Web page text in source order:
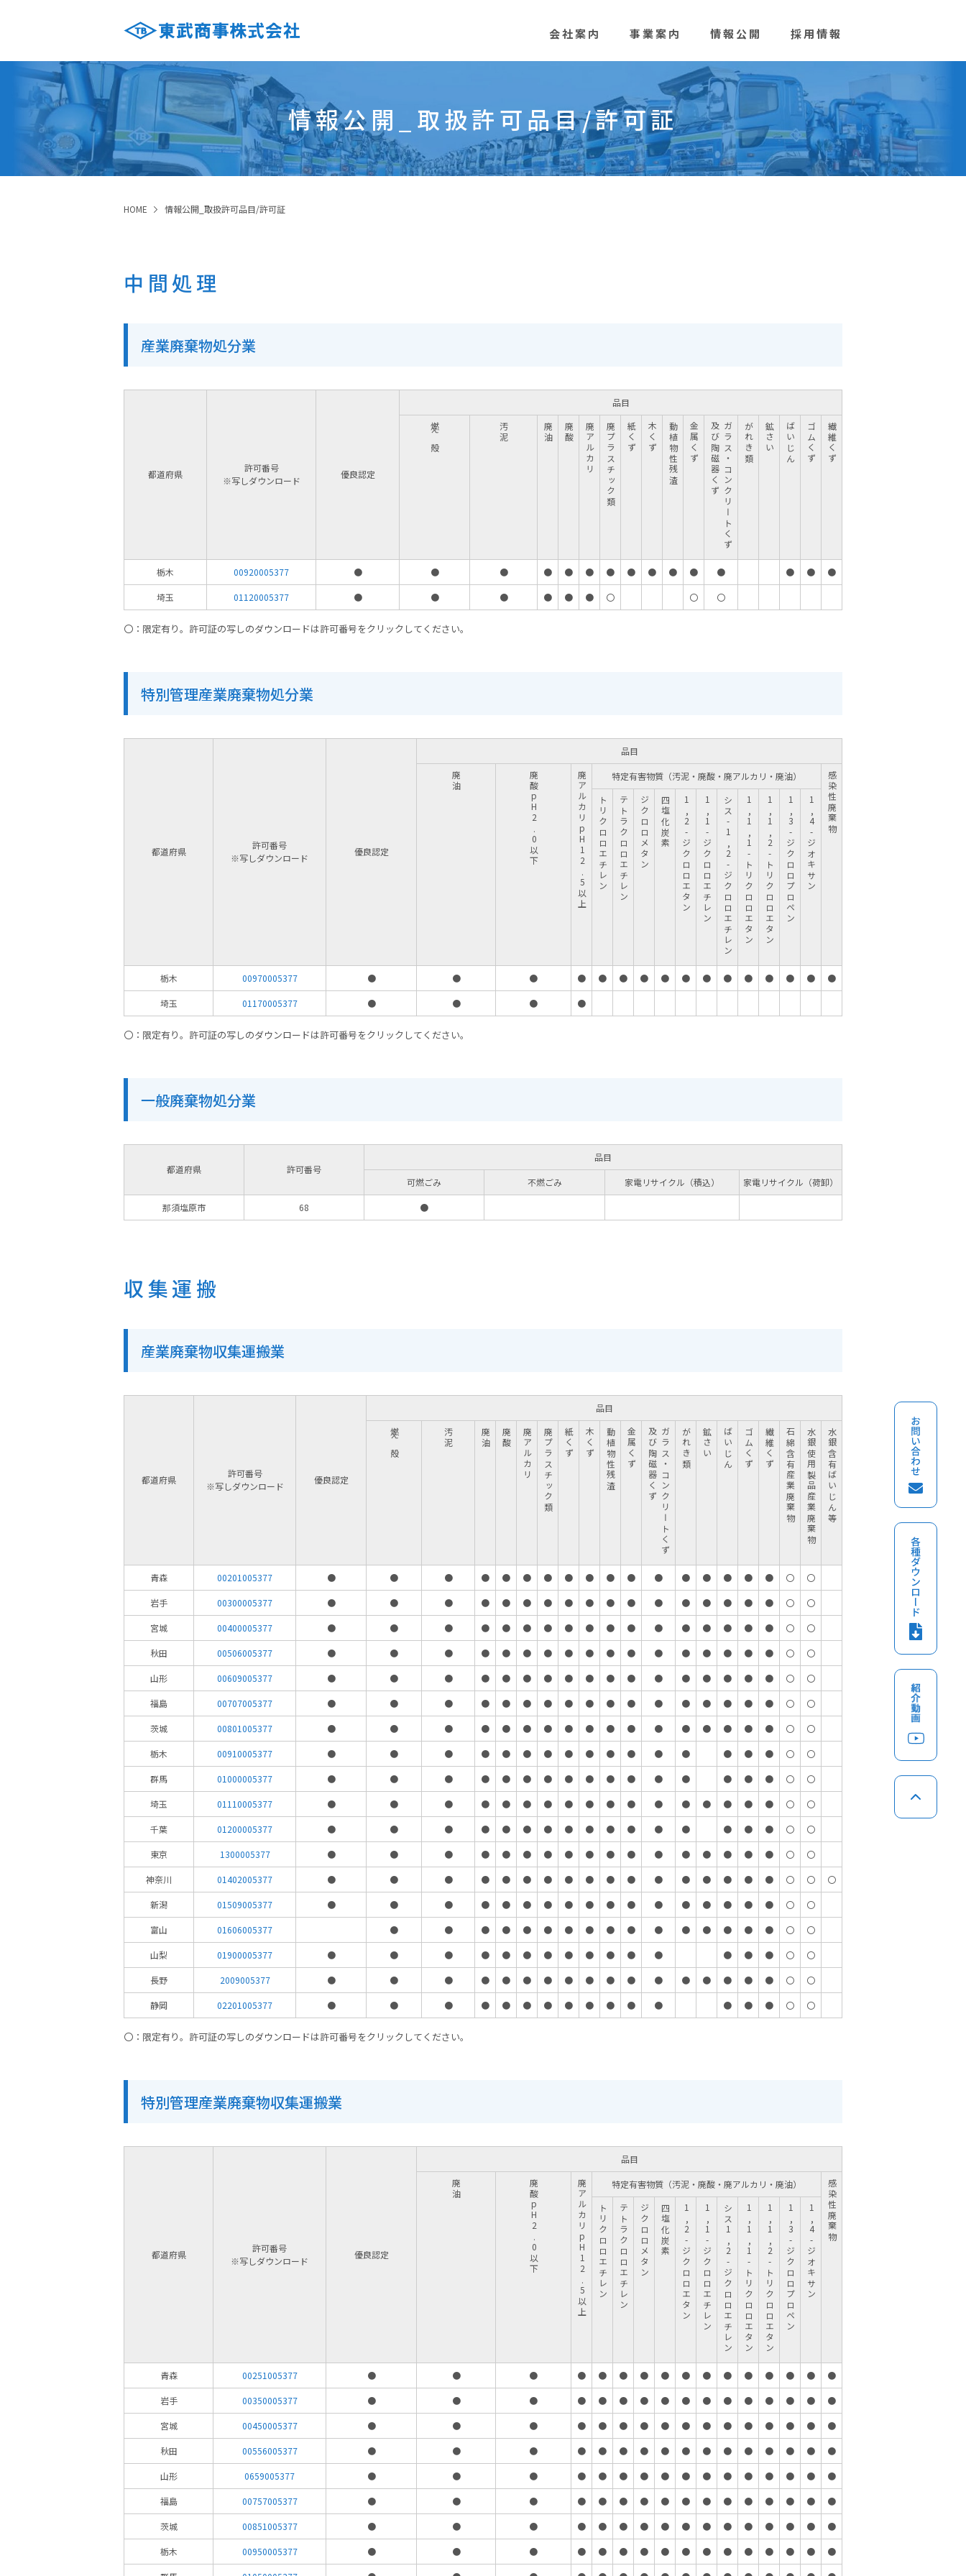
会社案内 事業案内 情報公開 採用情報
情報公開_取扱許可品目/許可証
HOME 情報公開_取扱許可品目/許可証
中間処理
産業廃棄物処分業
都道府県
許可番号
※写しダウンロード
優良認定
品目
燃え殻 汚泥 廃油 廃酸 廃アルカリ 廃プラスチック類 紙くず 木くず 動植物性残渣 金属くず ガラス・コンクリートくず
及び陶磁器くず がれき類 鉱さい ばいじん ゴムくず 繊維くず
栃木 00920005377 ● ● ● ● ● ● ● ● ● ● ● ● ● ● ●
埼玉 01120005377 ● ● ● ● ● ● 〇 〇 〇
〇：限定有り。許可証の写しのダウンロードは許可番号をクリックしてください。
特別管理産業廃棄物処分業
都道府県
許可番号
※写しダウンロード
優良認定
品目
廃油 廃酸pH2.0以下 廃アルカリpH12.5以上 特定有害物質（汚泥・廃酸・廃アルカリ・廃油） 感染性廃棄物
トリクロロエチレンテトラクロロエチレンジクロロメタン 四塩化炭素 1,2-ジクロロエタン1,1-ジクロロエチレンシス-1,2-ジクロロエチレン1,1,1-トリクロロエタン1,1,2-トリクロロエタン1,3-ジクロロプロペン1,4-ジオキサン
栃木 00970005377 ● ● ● ● ● ● ● ● ● ● ● ● ● ● ● ●
埼玉 01170005377 ● ● ● ●
〇：限定有り。許可証の写しのダウンロードは許可番号をクリックしてください。
一般廃棄物処分業
都道府県 許可番号
品目
可燃ごみ 不燃ごみ 家電リサイクル（積込） 家電リサイクル（荷卸）
那須塩原市 68 ●
収集運搬
産業廃棄物収集運搬業
都道府県
許可番号
※写しダウンロード
優良認定
品目
燃え殻 汚泥 廃油 廃酸 廃アルカリ 廃プラスチック類 紙くず 木くず 動植物性残渣 金属くず ガラス・コンクリートくず
及び陶磁器くず がれき類 鉱さい ばいじん ゴムくず 繊維くず 石綿含有産業廃棄物水銀使用製品産業廃棄物水銀含有ばいじん等
青森 00201005377 ● ● ● ● ● ● ● ● ● ● ● ● ● ● ● ● ● 〇 〇
岩手 00300005377 ● ● ● ● ● ● ● ● ● ● ● ● ● ● ● ● ● 〇 〇
宮城 00400005377 ● ● ● ● ● ● ● ● ● ● ● ● ● ● ● ● ● 〇 〇
秋田 00506005377 ● ● ● ● ● ● ● ● ● ● ● ● ● ● ● ● ● 〇 〇
山形 00609005377 ● ● ● ● ● ● ● ● ● ● ● ● ● ● ● ● ● 〇 〇
福島 00707005377 ● ● ● ● ● ● ● ● ● ● ● ● ● ● ● ● ● 〇 〇
茨城 00801005377 ● ● ● ● ● ● ● ● ● ● ● ● ● ● ● ● ● 〇 〇
栃木 00910005377 ● ● ● ● ● ● ● ● ● ● ● ● ● ● ● ● 〇 〇
群馬 01000005377 ● ● ● ● ● ● ● ● ● ● ● ● ● ● ● ● 〇 〇
埼玉 01110005377 ● ● ● ● ● ● ● ● ● ● ● ● ● ● ● ● ● 〇 〇
千葉 01200005377 ● ● ● ● ● ● ● ● ● ● ● ● ● ● ● ● 〇 〇
東京 1300005377 ● ● ● ● ● ● ● ● ● ● ● ● ● ● ● ● ● 〇 〇
神奈川 01402005377 ● ● ● ● ● ● ● ● ● ● ● ● ● ● ● ● ● 〇 〇 〇
新潟 01509005377 ● ● ● ● ● ● ● ● ● ● ● ● ● ● ● ● ● 〇 〇
富山 01606005377 ● ● ● ● ● ● ● ● ● ● ● ● ● ● ● ● 〇 〇
山梨 01900005377 ● ● ● ● ● ● ● ● ● ● ● ● ● ● ● 〇 〇
長野 2009005377 ● ● ● ● ● ● ● ● ● ● ● ● ● ● ● ● ● 〇 〇
静岡 02201005377 ● ● ● ● ● ● ● ● ● ● ● ● ● ● ● 〇 〇
〇：限定有り。許可証の写しのダウンロードは許可番号をクリックしてください。
特別管理産業廃棄物収集運搬業
都道府県
許可番号
※写しダウンロード
優良認定
品目
廃油 廃酸pH2.0以下 廃アルカリpH12.5以上 特定有害物質（汚泥・廃酸・廃アルカリ・廃油） 感染性廃棄物
トリクロロエチレンテトラクロロエチレンジクロロメタン 四塩化炭素 1,2-ジクロロエタン1,1-ジクロロエチレンシス1,2-ジクロロエチレン1,1,1-トリクロロエタン1,1,2-トリクロロエタン1,3-ジクロロプロペン1,4-ジオキサン
青森 00251005377 ● ● ● ● ● ● ● ● ● ● ● ● ● ● ● ●
岩手 00350005377 ● ● ● ● ● ● ● ● ● ● ● ● ● ● ● ●
宮城 00450005377 ● ● ● ● ● ● ● ● ● ● ● ● ● ● ● ●
秋田 00556005377 ● ● ● ● ● ● ● ● ● ● ● ● ● ● ● ●
山形 0659005377 ● ● ● ● ● ● ● ● ● ● ● ● ● ● ● ●
福島 00757005377 ● ● ● ● ● ● ● ● ● ● ● ● ● ● ● ●
茨城 00851005377 ● ● ● ● ● ● ● ● ● ● ● ● ● ● ● ●
栃木 00950005377 ● ● ● ● ● ● ● ● ● ● ● ● ● ● ● ●